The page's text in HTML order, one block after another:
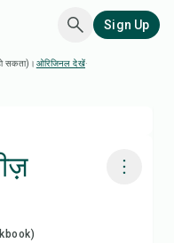
Sign Up
सकता)। ओरिजिनल देखें·